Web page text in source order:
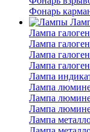
Фонарь
Лампа
Лампа
Лампа
Лампа
Лампа
Лампа
Лампа
Лампа
Лампа